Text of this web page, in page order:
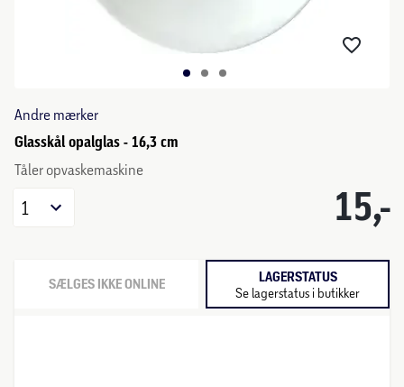
Andre mærker
Glasskål opalglas - 16,3 cm
Tåler opvaskemaskine
15,-
1
SÆLGES IKKE ONLINE LAGERSTATUS
Se lagerstatus i butikker